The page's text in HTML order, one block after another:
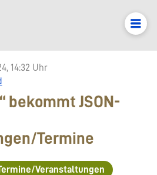
14:32 Uhr
bekommt JSON-
Termine
Veranstaltungen